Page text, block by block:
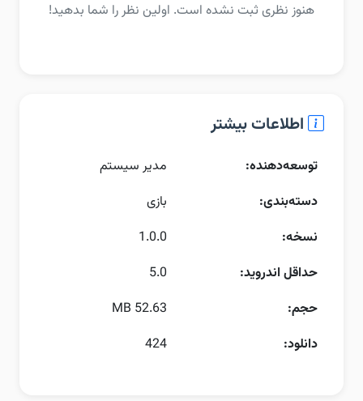
هنوز نظری ثبت نشده است. اولین نظر را شما بدهید!
اطلاعات بیشتر
توسعه‌دهنده:
مدیر سیستم
دسته‌بندی:
بازی
نسخه:
1.0.0
حداقل اندروید:
5.0
حجم:
52.63 MB
دانلود:
424